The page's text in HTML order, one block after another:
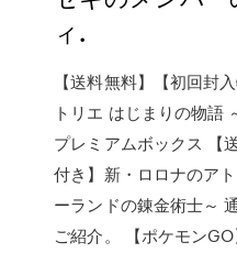
ィ.
【送料無料】【初回封
トリエ はじまりの物語
プレミアムボックス 【
付き】新・ロロナのア
ーランドの錬金術士～
ご紹介。 【ポケモン